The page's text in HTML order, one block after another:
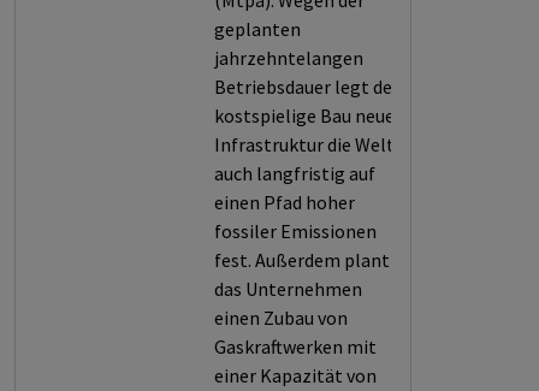
geplanten
jahrzehntelangen
Betriebsdauer legt der
kostspielige Bau neuer
Infrastruktur die Welt
auch langfristig auf
einen Pfad hoher
fossiler Emissionen
fest. Außerdem plant
das Unternehmen
einen Zubau von
Gaskraftwerken mit
einer Kapazität von